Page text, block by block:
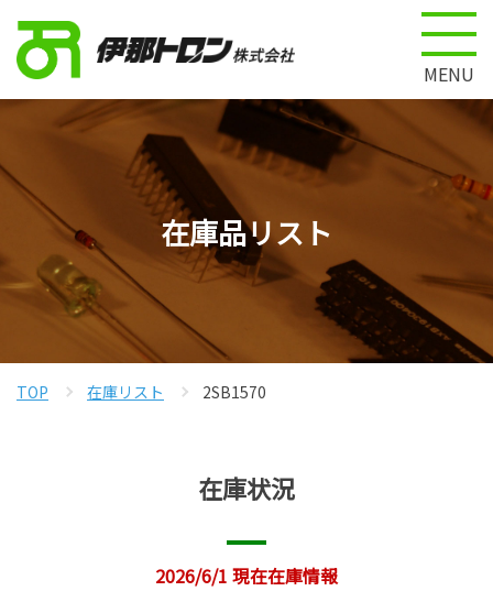
MENU
在庫品リスト
TOP 在庫リスト 2SB1570
在庫状況
2026/6/1 現在在庫情報